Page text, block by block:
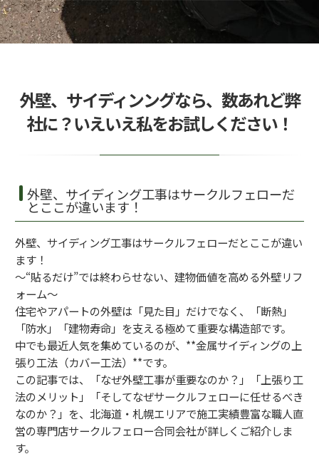
外壁、サイディンングなら、数あれど弊
社に？いえいえ私をお試しください！
外壁、サイディング工事はサークルフェローだ
とここが違います！
外壁、サイディング工事はサークルフェローだとここが違い
ます！
〜“貼るだけ”では終わらせない、建物価値を高める外壁リフ
ォーム〜
住宅やアパートの外壁は「見た目」だけでなく、「断熱」
「防水」「建物寿命」を支える極めて重要な構造部です。
中でも最近人気を集めているのが、**金属サイディングの上
張り工法（カバー工法）**です。
この記事では、「なぜ外壁工事が重要なのか？」「上張り工
法のメリット」「そしてなぜサークルフェローに任せるべき
なのか？」を、北海道・札幌エリアで施工実績豊富な職人直
営の専門店サークルフェロー合同会社が詳しくご紹介しま
す。